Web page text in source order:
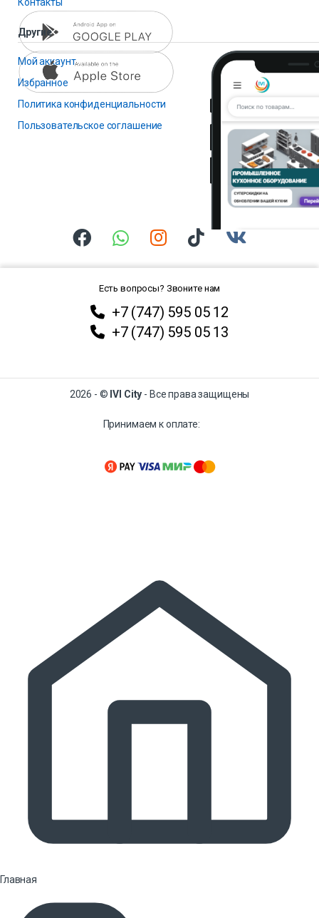
Контакты
Другие
Мой аккаунт
Избранное
Политика конфиденциальности
Пользовательское соглашение
Есть вопросы? Звоните нам
+7 (747) 595 05 12
+7 (747) 595 05 13
2026 - © IVI City - Все права защищены
Принимаем к оплате:
Главная